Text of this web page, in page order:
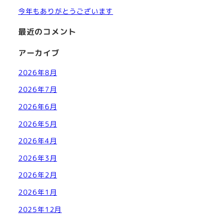
今年もありがとうございます
最近のコメント
アーカイブ
2026年8月
2026年7月
2026年6月
2026年5月
2026年4月
2026年3月
2026年2月
2026年1月
2025年12月